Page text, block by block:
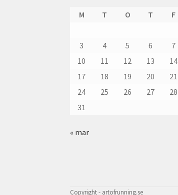
M T O T F
3
4 5 6 7
10
11 12 13 14
17
18 19 20 21
24
25 26 27 28
31
« mar